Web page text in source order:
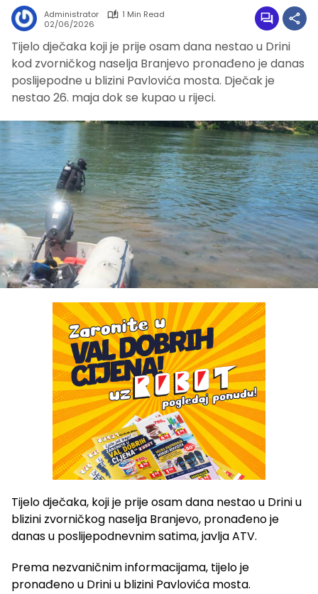
Administrator
1 Min Read
02/06/2026
Tijelo dječaka koji je prije osam dana nestao u Drini
kod zvorničkog naselja Branjevo pronađeno je danas
poslijepodne u blizini Pavlovića mosta. Dječak je
nestao 26. maja dok se kupao u rijeci.
Tijelo dječaka, koji je prije osam dana nestao u Drini u
blizini zvorničkog naselja Branjevo, pronađeno je
danas u poslijepodnevnim satima, javlja ATV.
Prema nezvaničnim informacijama, tijelo je
pronađeno u Drini u blizini Pavlovića mosta.